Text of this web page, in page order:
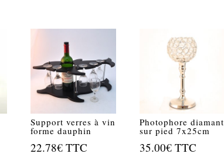
Support verres à vin
forme dauphin
22.78€ TTC
Photophore diamant
sur pied 7x25cm
35.00€ TTC